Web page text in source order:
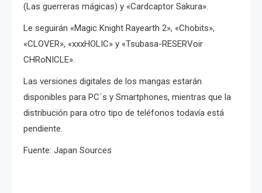
(Las guerreras mágicas) y «Cardcaptor Sakura».
Le seguirán «Magic Knight Rayearth 2», «Chobits»,
«CLOVER», «xxxHOLIC» y «Tsubasa-RESERVoir
CHRoNICLE».
Las versiones digitales de los mangas estarán
disponibles para PC´s y Smartphones, mientras que la
distribución para otro tipo de teléfonos todavía está
pendiente.
Fuente: Japan Sources